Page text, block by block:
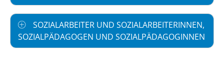
SOZIALARBEITER UND SOZIALARBEITERINNEN,
SOZIALPÄDAGOGEN UND SOZIALPÄDAGOGINNEN